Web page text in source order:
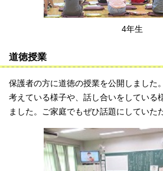
4年生
道徳授業
保護者の方に道徳の授業を公開しました
考えている様子や、話し合いをしている
ました。ご家庭でもぜひ話題にしていた